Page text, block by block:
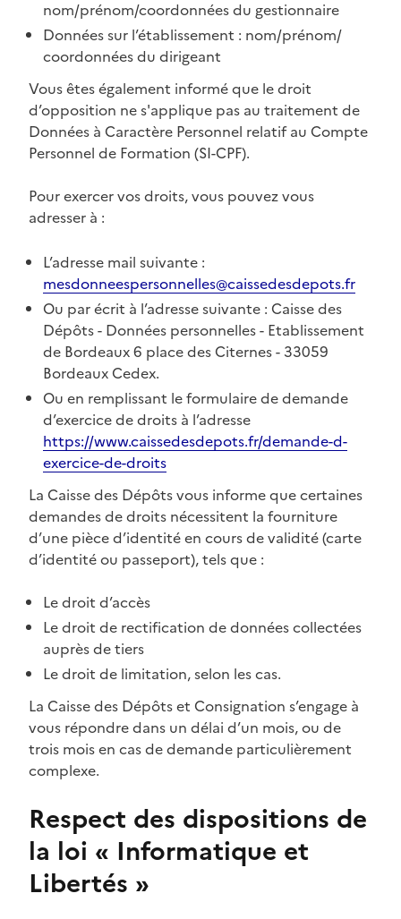
nom/prénom/coordonnées du gestionnaire
Données sur l’établissement : nom/prénom/
coordonnées du dirigeant
Vous êtes également informé que le droit
d’opposition ne s'applique pas au traitement de
Données à Caractère Personnel relatif au Compte
Personnel de Formation (SI-CPF).
Pour exercer vos droits, vous pouvez vous
adresser à :
L’adresse mail suivante :
mesdonneespersonnelles@caissedesdepots.fr
Ou par écrit à l’adresse suivante : Caisse des
Dépôts - Données personnelles - Etablissement
de Bordeaux 6 place des Citernes - 33059
Bordeaux Cedex.
Ou en remplissant le formulaire de demande
d’exercice de droits à l’adresse
https://www.caissedesdepots.fr/demande-d-
exercice-de-droits
La Caisse des Dépôts vous informe que certaines
demandes de droits nécessitent la fourniture
d’une pièce d’identité en cours de validité (carte
d’identité ou passeport), tels que :
Le droit d’accès
Le droit de rectification de données collectées
auprès de tiers
Le droit de limitation, selon les cas.
La Caisse des Dépôts et Consignation s’engage à
vous répondre dans un délai d’un mois, ou de
trois mois en cas de demande particulièrement
complexe.
Respect des dispositions de
la loi « Informatique et
Libertés »